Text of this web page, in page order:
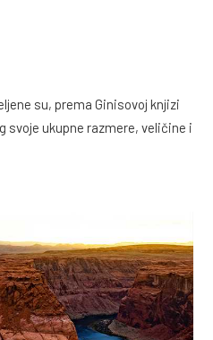
su, prema Ginisovoj knjizi
svoje ukupne razmere, veličine i